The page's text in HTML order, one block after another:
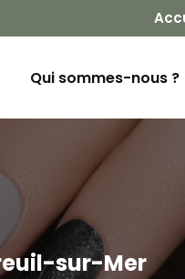
Navigation
Qui sommes-nous ?
sur-Mer